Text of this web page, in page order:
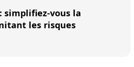
simplifiez-vous la
les risques